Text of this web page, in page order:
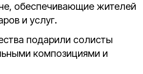
обеспечивающие жителей
и услуг.
подарили солисты
композициями и